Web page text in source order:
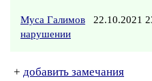
Муса Галимов 22.10.2021
нарушении
+ добавить замечания